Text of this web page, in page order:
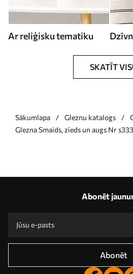
Ar reliģisku tematiku
SKATĪT
Sākumlapa Gleznu katalogs
Glezna Smaids, zieds un augs Nr
Abonēt
Abonēt